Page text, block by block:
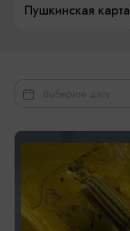
Пушкинская карта